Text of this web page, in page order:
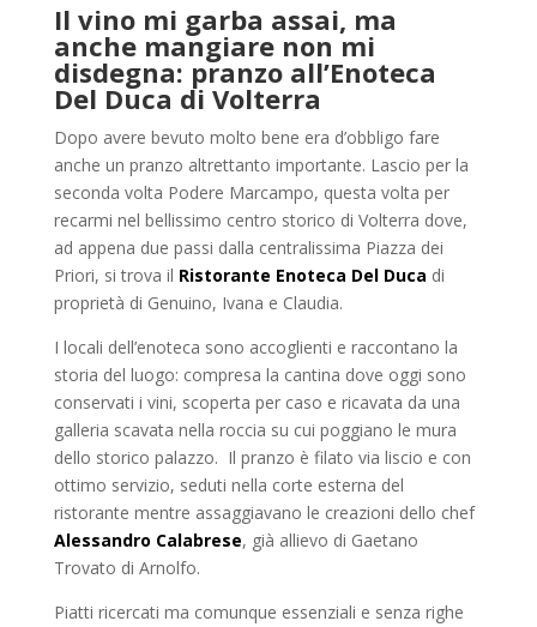
Il vino mi garba assai, ma
anche mangiare non mi
disdegna: pranzo all’Enoteca
Del Duca di Volterra
Dopo avere bevuto molto bene era d’obbligo fare
anche un pranzo altrettanto importante. Lascio per la
seconda volta Podere Marcampo, questa volta per
recarmi nel bellissimo centro storico di Volterra dove,
ad appena due passi dalla centralissima Piazza dei
Priori, si trova il Ristorante Enoteca Del Duca di
proprietà di Genuino, Ivana e Claudia.
I locali dell’enoteca sono accoglienti e raccontano la
storia del luogo: compresa la cantina dove oggi sono
conservati i vini, scoperta per caso e ricavata da una
galleria scavata nella roccia su cui poggiano le mura
dello storico palazzo. Il pranzo è filato via liscio e con
ottimo servizio, seduti nella corte esterna del
ristorante mentre assaggiavano le creazioni dello chef
Alessandro Calabrese, già allievo di Gaetano
Trovato di Arnolfo.
Piatti ricercati ma comunque essenziali e senza righe